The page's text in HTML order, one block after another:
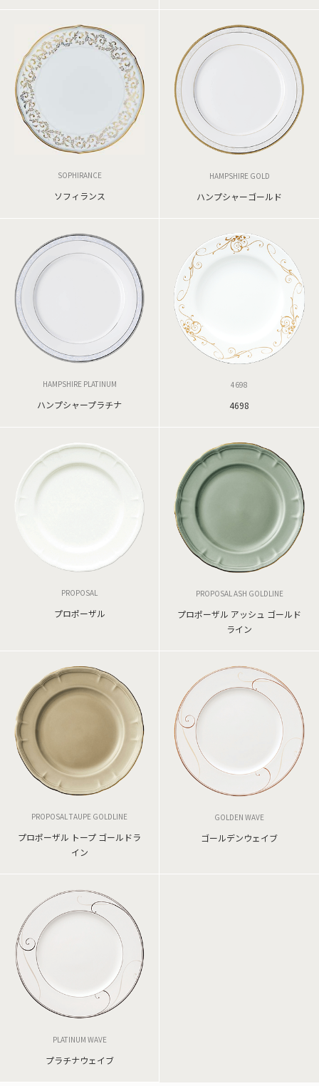
SOPHIRANCE
ソフィランス
HAMPSHIRE GOLD
ハンプシャーゴールド
HAMPSHIRE PLATINUM
ハンプシャープラチナ
4698
4698
PROPOSAL
プロポーザル
PROPOSAL ASH GOLDLINE
プロポーザル アッシュ ゴールド
ライン
PROPOSAL TAUPE GOLDLINE
プロポーザル トープ ゴールドラ
イン
GOLDEN WAVE
ゴールデンウェイブ
PLATINUM WAVE
プラチナウェイブ